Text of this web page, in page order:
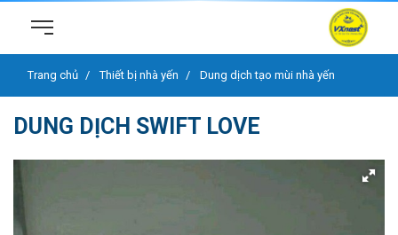
Trang chủ Thiết bị nhà yến Dung dịch tạo mùi nhà yến
DUNG DỊCH SWIFT LOVE